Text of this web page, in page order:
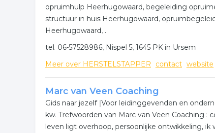
opruimhulp Heerhugowaard, begeleiding
structuur in huis Heerhugowaard,
Heerhugowaard, .
tel. 06-57528986, Nispel 5, 1645 PK in Ursem
Meer over HERSTELSTAPPER
contact website
Marc van Veen Coaching
Gids naar jezelf |Voor leidinggevenden en
kw. Trefwoorden van Marc van Veen Coaching :
leven ligt overhoop, persoonlijke ontwikkeling, ik